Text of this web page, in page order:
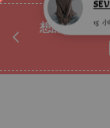
想訂製屬於